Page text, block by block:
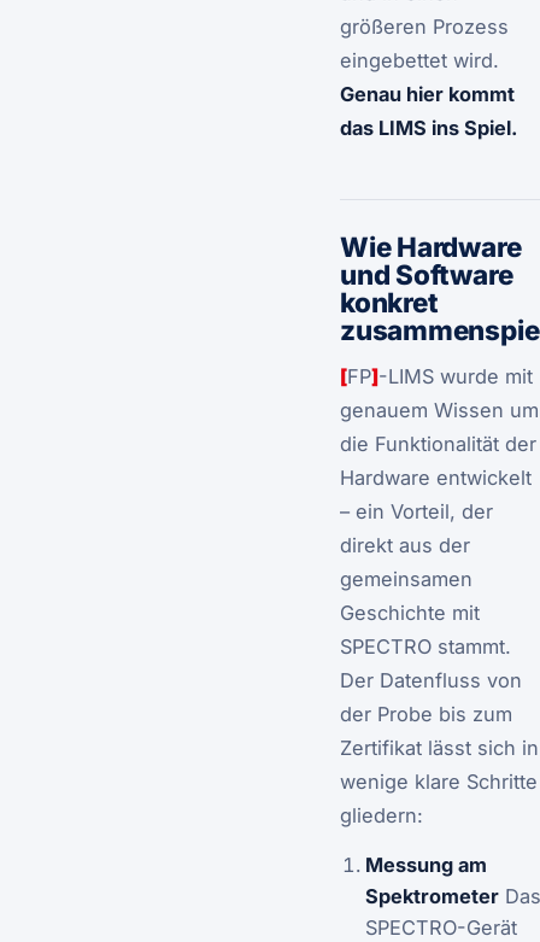
größeren Prozess
eingebettet wird.
Genau hier kommt
das LIMS ins Spiel.
Wie Hardware
und Software
konkret
[FP]-LIMS wurde mit
genauem Wissen um
die Funktionalität der
Hardware entwickelt
– ein Vorteil, der
direkt aus der
gemeinsamen
Geschichte mit
SPECTRO stammt.
Der Datenfluss von
der Probe bis zum
Zertifikat lässt sich in
wenige klare Schritte
gliedern:
Messung am
SpektrometerDas
SPECTRO-Gerät